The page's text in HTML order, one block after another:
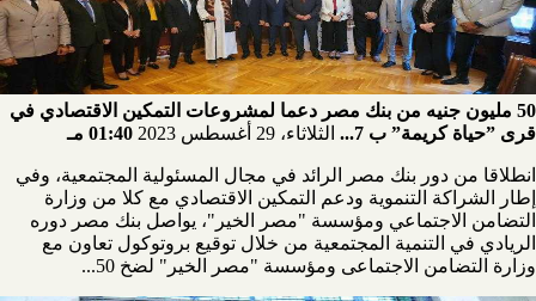
50 مليون جنيه من بنك مصر دعما لمشروعات التمكين الاقتصادي في
قرى ”حياة كريمة” ب 7...
الثلاثاء، 29 أغسطس 2023 01:40 مـ
انطلاقا من دور بنك مصر الرائد في مجال المسئولية المجتمعية، وفي
إطار الشراكة التنموية ودعم التمكين الاقتصادي مع كلا من وزارة
التضامن الاجتماعي ومؤسسة "مصر الخير"، يواصل بنك مصر دوره
الريادي في التنمية المجتمعية من خلال توقيع بروتوكول تعاون مع
وزارة التضامن الاجتماعى ومؤسسة "مصر الخير" لضخ 50...